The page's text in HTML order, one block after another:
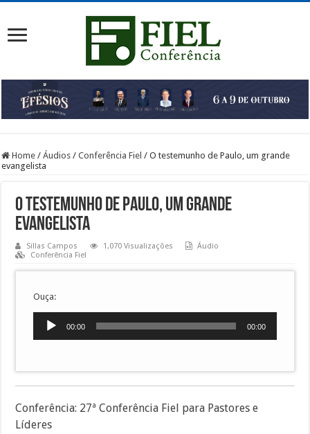
Home / Áudios / Conferência Fiel / O testemunho de Paulo, um grande
evangelista
O testemunho de Paulo, um grande
evangelista
Sillas Campos 1,070 Visualizações
Áudio
Conferência Fiel
Ouça:
Tocador
00:00 00:00
Conferência: 27ª Conferência Fiel para Pastores e
Líderes